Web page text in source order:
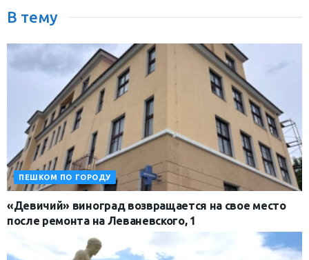
В тему
ПЕШКОМ ПО ГОРОДУ
«Девичий» виноград возвращается на свое место
после ремонта на Леваневского, 1